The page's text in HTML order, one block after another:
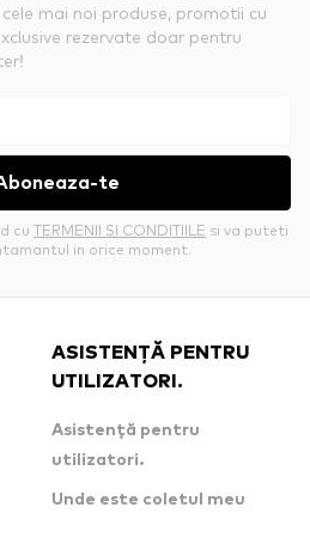
mai noi produse, promotii cu
rezervate doar pentru
te
cu TERMENII SI CONDITIILE si va puteti
in orice moment.
ASISTENȚĂ PENTRU
UTILIZATORI.
Asistență pentru
utilizatori.
Unde este coletul meu